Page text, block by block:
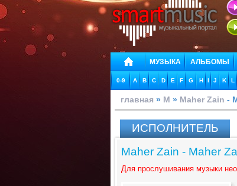
МУЗЫКА АЛЬБОМЫ
0-9 A B C D E F G H I J K L
главная » M » Maher Zain -
ИСПОЛНИТЕЛЬ
Maher Zain - Maher
Для прослушивания музыки